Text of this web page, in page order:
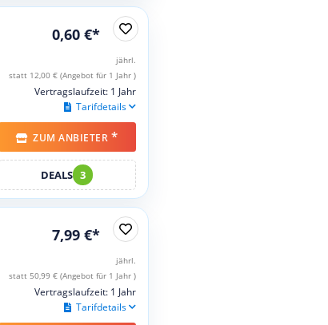
0,60 €*
jährl.
statt 12,00 € (Angebot für 1 Jahr )
Vertragslaufzeit: 1 Jahr
Tarifdetails
ZUM ANBIETER *
DEALS 3
7,99 €*
jährl.
statt 50,99 € (Angebot für 1 Jahr )
Vertragslaufzeit: 1 Jahr
Tarifdetails